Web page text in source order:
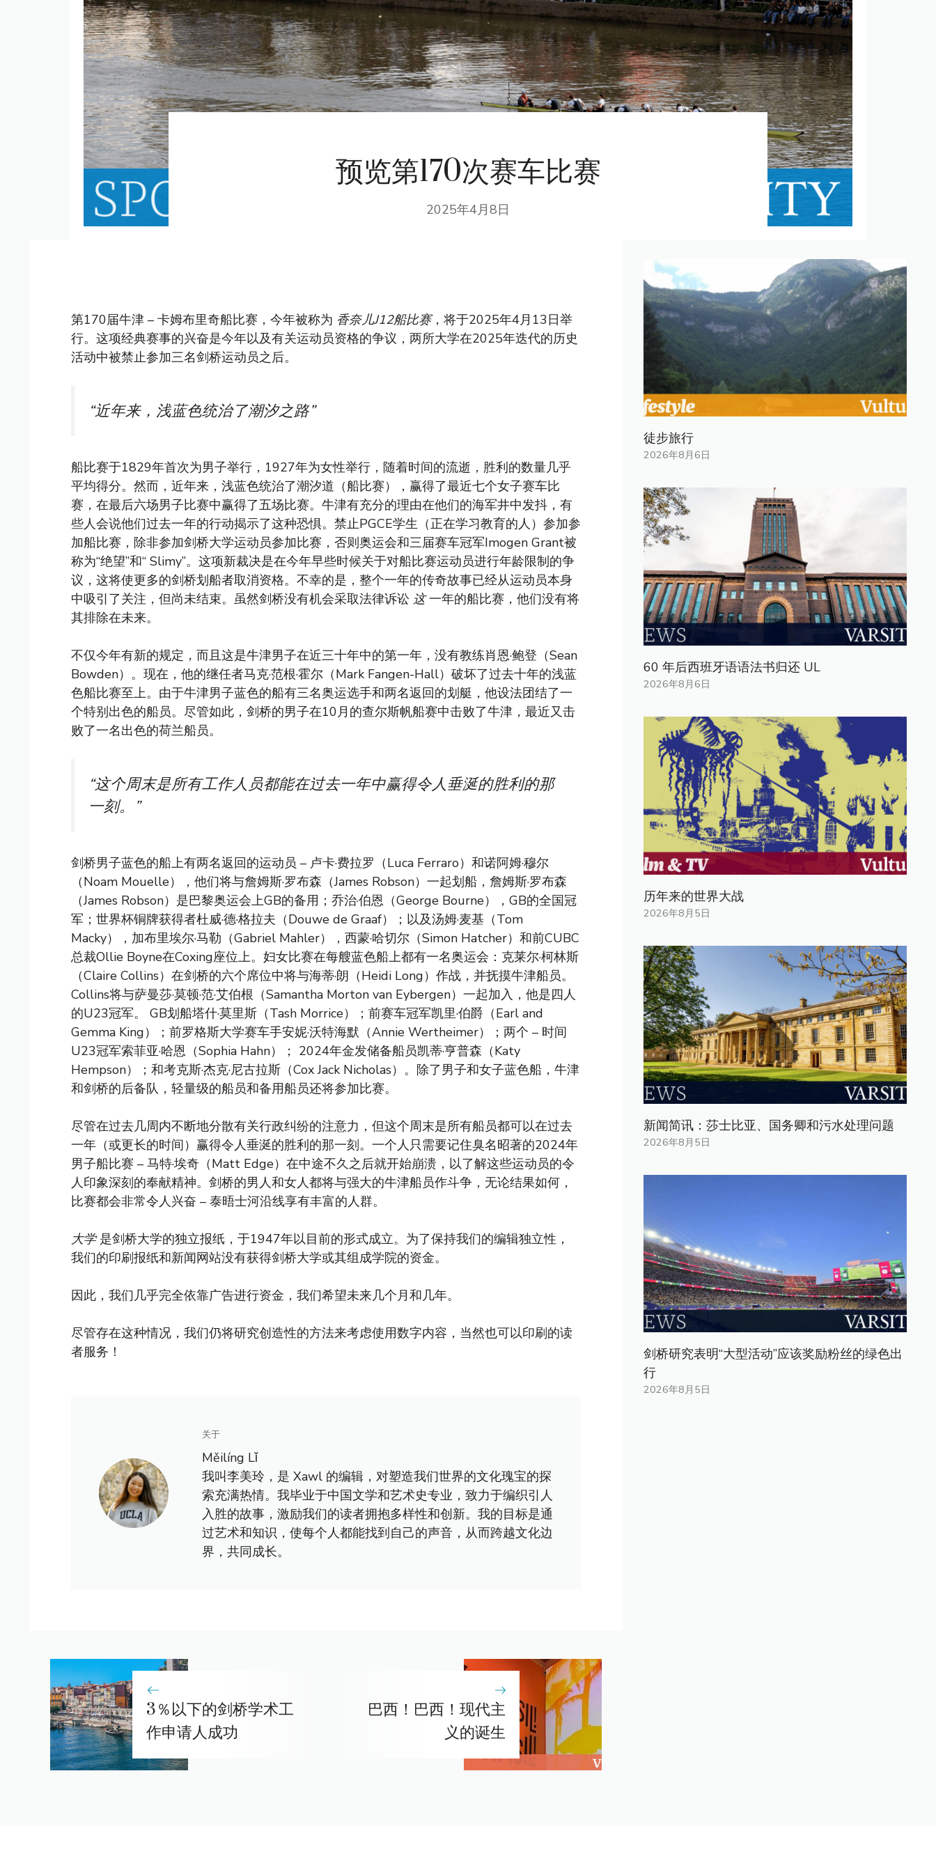
预览第170次赛车比赛
2025年4月8日
第170届牛津 – 卡姆布里奇船比赛，今年被称为 香奈儿J12船比赛，将于2025年4月13日举
行。这项经典赛事的兴奋是今年以及有关运动员资格的争议，两所大学在2025年迭代的历史
活动中被禁止参加三名剑桥运动员之后。
“近年来，浅蓝色统治了潮汐之路”
船比赛于1829年首次为男子举行，1927年为女性举行，随着时间的流逝，胜利的数量几乎
平均得分。然而，近年来，浅蓝色统治了潮汐道（船比赛），赢得了最近七个女子赛车比
赛，在最后六场男子比赛中赢得了五场比赛。牛津有充分的理由在他们的海军井中发抖，有
些人会说他们过去一年的行动揭示了这种恐惧。禁止PGCE学生（正在学习教育的人）参加参
加船比赛，除非参加剑桥大学运动员参加比赛，否则奥运会和三届赛车冠军Imogen Grant被
称为“绝望”和“ Slimy”。这项新裁决是在今年早些时候关于对船比赛运动员进行年龄限制的争
议，这将使更多的剑桥划船者取消资格。不幸的是，整个一年的传奇故事已经从运动员本身
中吸引了关注，但尚未结束。虽然剑桥没有机会采取法律诉讼 这一年的船比赛，他们没有将
其排除在未来。
不仅今年有新的规定，而且这是牛津男子在近三十年中的第一年，没有教练肖恩·鲍登（Sean
Bowden）。现在，他的继任者马克·范根·霍尔（Mark Fangen-Hall）破坏了过去十年的浅蓝
色船比赛至上。由于牛津男子蓝色的船有三名奥运选手和两名返回的划艇，他设法团结了一
个特别出色的船员。尽管如此，剑桥的男子在10月的查尔斯帆船赛中击败了牛津，最近又击
败了一名出色的荷兰船员。
“这个周末是所有工作人员都能在过去一年中赢得令人垂涎的胜利的那
一刻。”
剑桥男子蓝色的船上有两名返回的运动员 – 卢卡·费拉罗（Luca Ferraro）和诺阿姆·穆尔
（Noam Mouelle），他们将与詹姆斯·罗布森（James Robson）一起划船，詹姆斯·罗布森
（James Robson）是巴黎奥运会上GB的备用；乔治·伯恩（George Bourne），GB的全国冠
军；世界杯铜牌获得者杜威·德·格拉夫（Douwe de Graaf）；以及汤姆·麦基（Tom
Macky），加布里埃尔·马勒（Gabriel Mahler），西蒙·哈切尔（Simon Hatcher）和前CUBC
总裁Ollie Boyne在Coxing座位上。妇女比赛在每艘蓝色船上都有一名奥运会：克莱尔·柯林斯
（Claire Collins）在剑桥的六个席位中将与海蒂·朗（Heidi Long）作战，并抚摸牛津船员。
Collins将与萨曼莎·莫顿·范·艾伯根（Samantha Morton van Eybergen）一起加入，他是四人
的U23冠军。 GB划船塔什·莫里斯（Tash Morrice）；前赛车冠军凯里·伯爵（Earl and
Gemma King）；前罗格斯大学赛车手安妮·沃特海默（Annie Wertheimer）；两个 – 时间
U23冠军索菲亚·哈恩（Sophia Hahn）； 2024年金发储备船员凯蒂·亨普森（Katy
Hempson）；和考克斯·杰克·尼古拉斯（Cox Jack Nicholas）。除了男子和女子蓝色船，牛津
和剑桥的后备队，轻量级的船员和备用船员还将参加比赛。
尽管在过去几周内不断地分散有关行政纠纷的注意力，但这个周末是所有船员都可以在过去
一年（或更长的时间）赢得令人垂涎的胜利的那一刻。一个人只需要记住臭名昭著的2024年
男子船比赛 – 马特·埃奇（Matt Edge）在中途不久之后就开始崩溃，以了解这些运动员的令
人印象深刻的奉献精神。剑桥的男人和女人都将与强大的牛津船员作斗争，无论结果如何，
比赛都会非常令人兴奋 – 泰晤士河沿线享有丰富的人群。
大学是剑桥大学的独立报纸，于1947年以目前的形式成立。为了保持我们的编辑独立性，
我们的印刷报纸和新闻网站没有获得剑桥大学或其组成学院的资金。
因此，我们几乎完全依靠广告进行资金，我们希望未来几个月和几年。
尽管存在这种情况，我们仍将研究创造性的方法来考虑使用数字内容，当然也可以印刷的读
者服务！
关于
Měilíng Lǐ
我叫李美玲，是 Xawl 的编辑，对塑造我们世界的文化瑰宝的探
索充满热情。我毕业于中国文学和艺术史专业，致力于编织引人
入胜的故事，激励我们的读者拥抱多样性和创新。我的目标是通
过艺术和知识，使每个人都能找到自己的声音，从而跨越文化边
界，共同成长。
3％以下的剑桥学术工
作申请人成功
巴西！巴西！现代主
义的诞生
徒步旅行
2026年8月6日
60 年后西班牙语语法书归还 UL
2026年8月6日
历年来的世界大战
2026年8月5日
新闻简讯：莎士比亚、国务卿和污水处理问题
2026年8月5日
剑桥研究表明“大型活动”应该奖励粉丝的绿色出
行
2026年8月5日